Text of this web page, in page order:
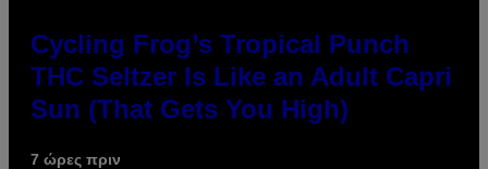
Cycling Frog’s Tropical Punch
THC Seltzer Is Like an Adult Capri
Sun (That Gets You High)
7 ώρες πριν